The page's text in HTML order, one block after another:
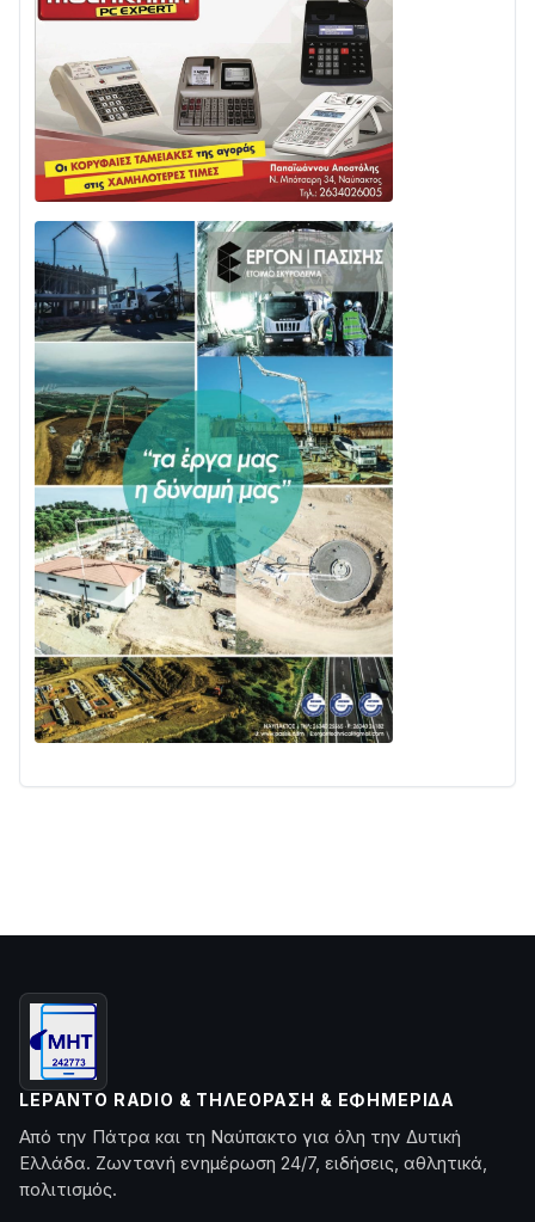
LEPANTO RADIO & ΤΗΛΕΌΡΑΣΗ & ΕΦΗΜΕΡΊΔΑ
Από την Πάτρα και τη Ναύπακτο για όλη την Δυτική
Ελλάδα. Ζωντανή ενημέρωση 24/7, ειδήσεις, αθλητικά,
πολιτισμός.